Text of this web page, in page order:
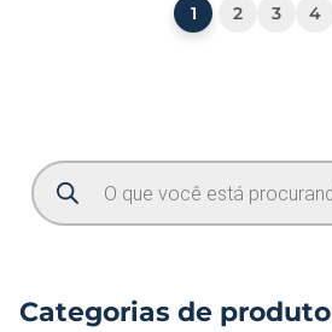
1 2 3 4
Categorias de produto